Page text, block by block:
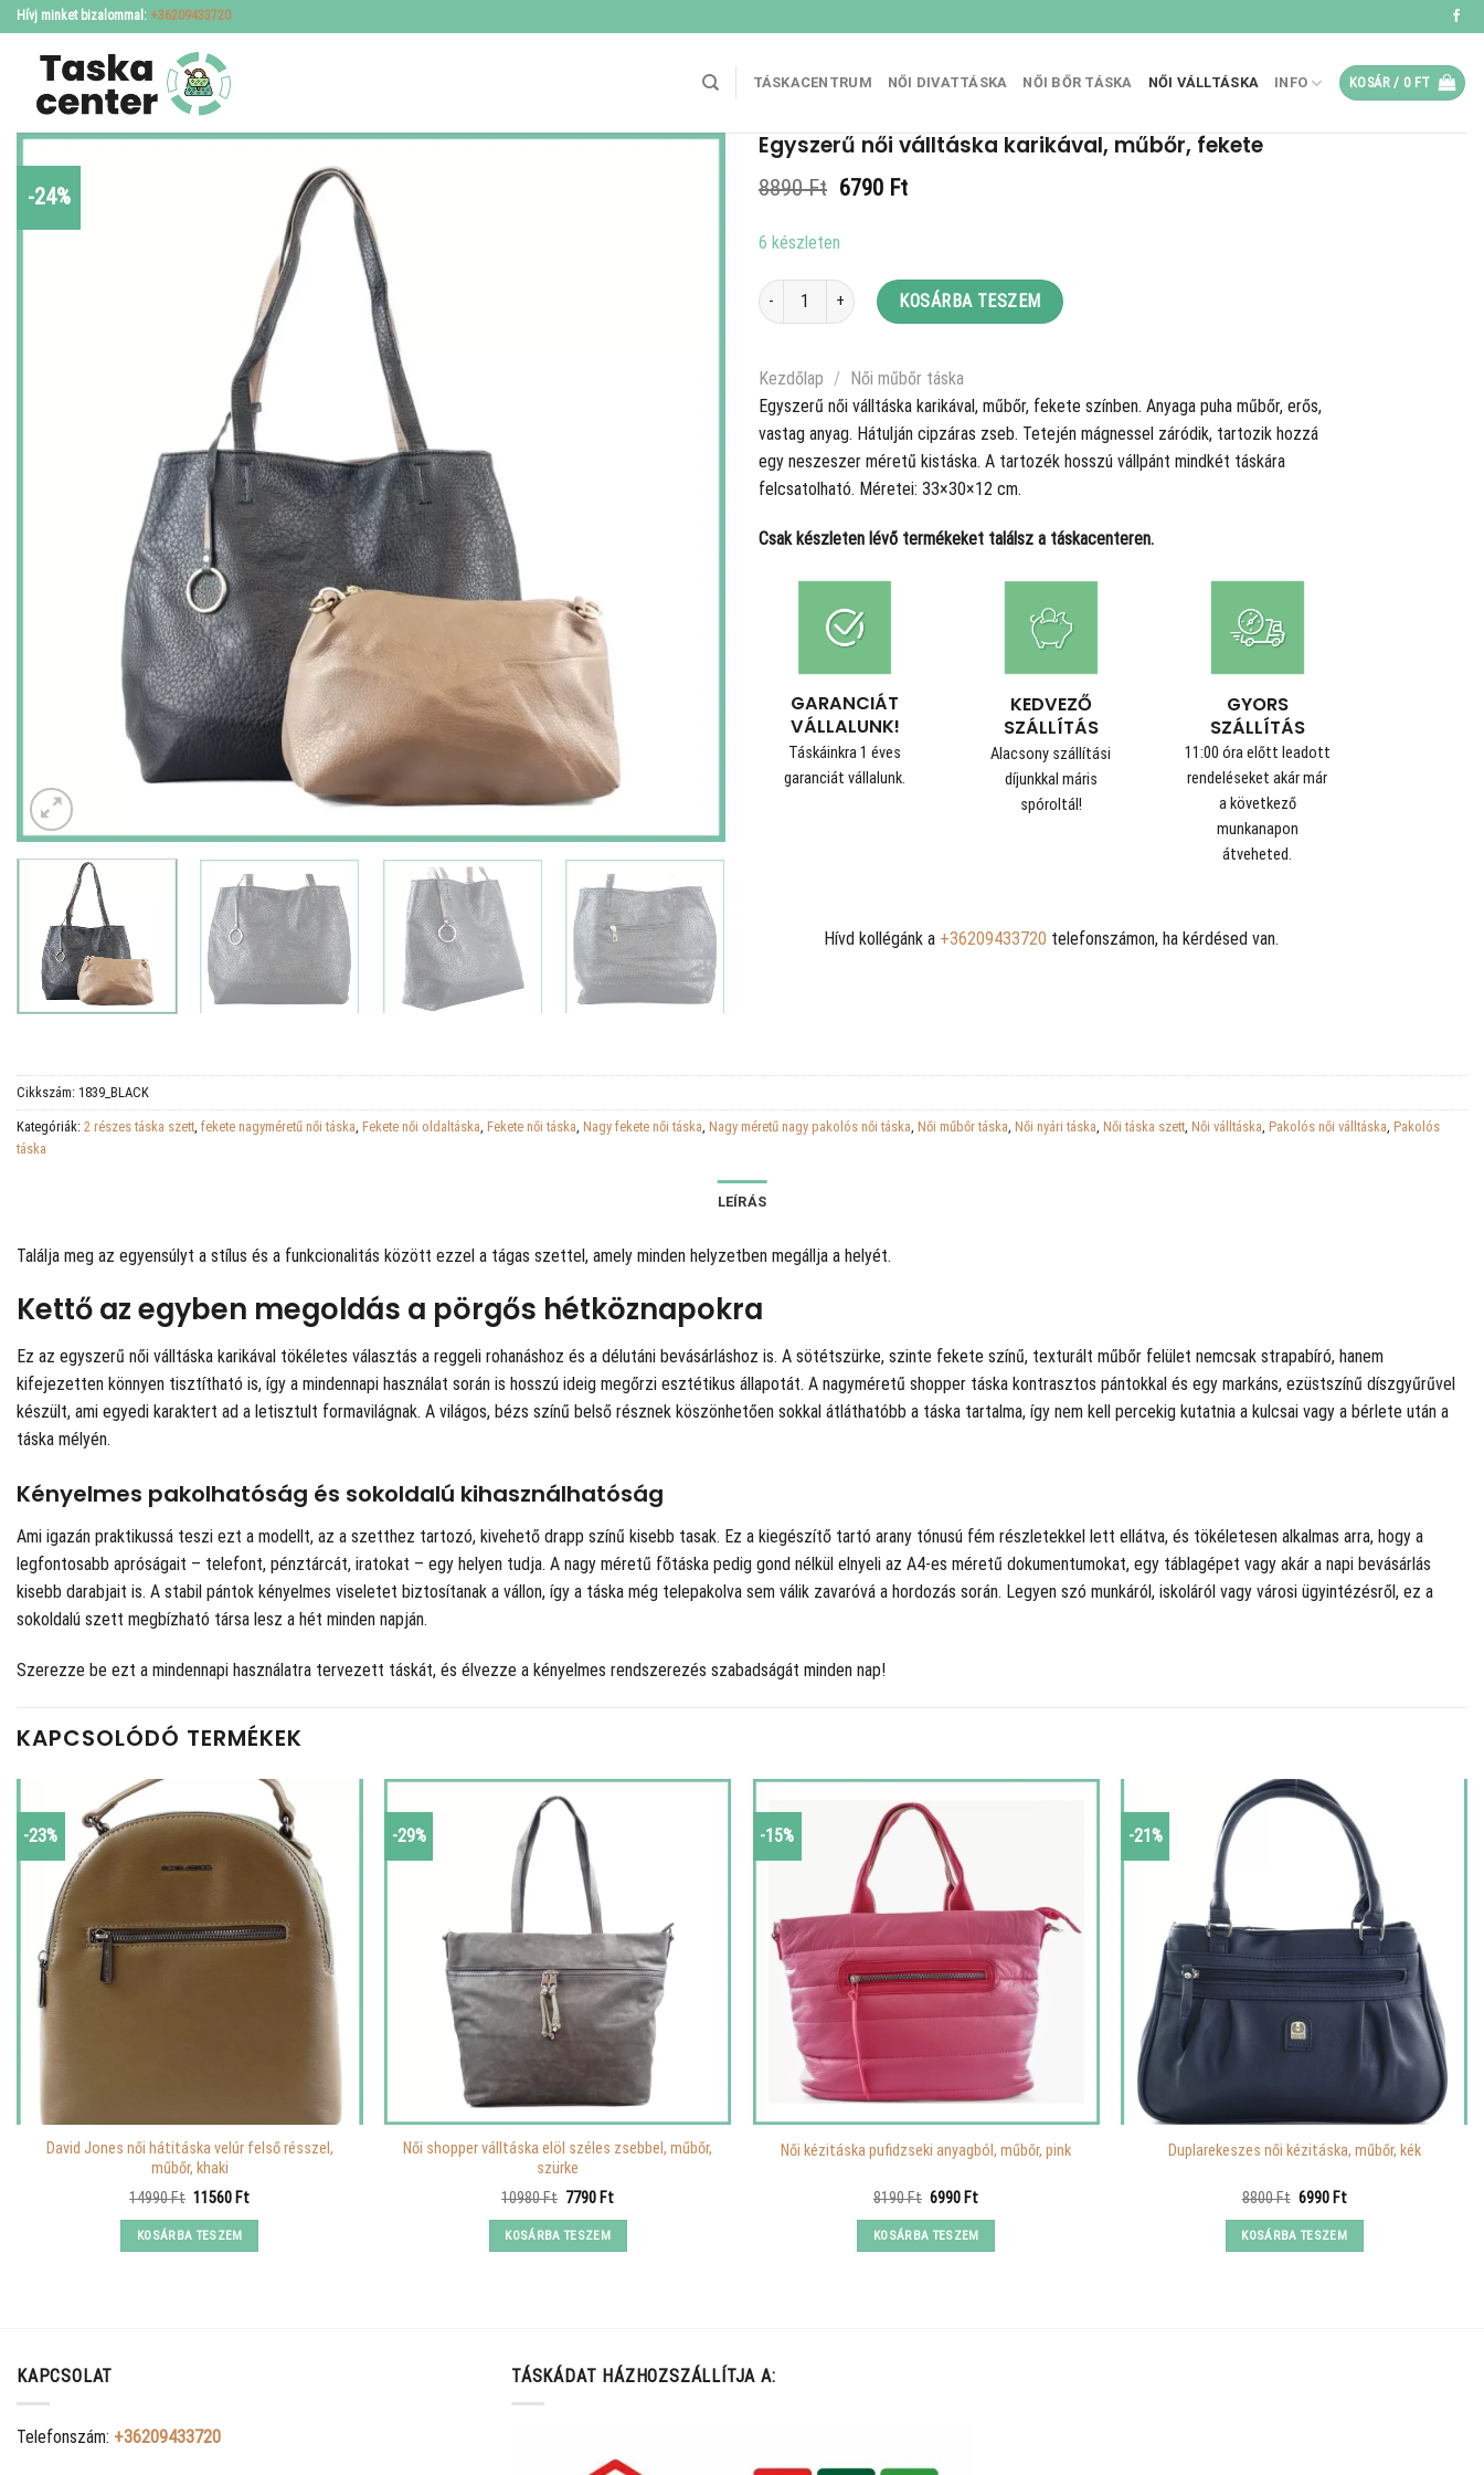
Skip
to
content
Hívj minket bizalommal: +36209433720
TÁSKACENTRUM NŐI DIVATTÁSKA NŐI BŐR TÁSKA NŐI VÁLLTÁSKA INFO KOSÁR / 0 FT
-24%
Egyszerű női válltáska karikával, műbőr, fekete
8890Ft Original
8890 Ft.
6790 FtCurrent
6 készleten
Egyszerű női válltáska karikával, műbőr, fekete mennyiség
KOSÁRBA TESZEM
Kezdőlap / Női műbőr táska
Egyszerű női válltáska karikával, műbőr, fekete színben. Anyaga puha műbőr, erős,
vastag anyag. Hátulján cipzáras zseb. Tetején mágnessel záródik, tartozik hozzá
egy neszeszer méretű kistáska. A tartozék hosszú vállpánt mindkét táskára
felcsatolható. Méretei: 33×30×12 cm.
Csak készleten lévő termékeket találsz a táskacenteren.
GARANCIÁT
VÁLLALUNK!
Táskáinkra 1 éves
garanciát vállalunk.
KEDVEZŐ
SZÁLLÍTÁS
Alacsony szállítási
díjunkkal máris
spóroltál!
GYORS
SZÁLLÍTÁS
11:00 óra előtt leadott
rendeléseket akár már
a következő
munkanapon
átveheted.
Hívd kollégánk a +36209433720 telefonszámon, ha kérdésed van.
Cikkszám: 1839_BLACK
Kategóriák: 2 részes táska szett fekete nagyméretű női táska Fekete női oldaltáska Fekete női táska Nagy fekete női táska Nagy méretű nagy pakolós női táska Női műbőr táska Női nyári táska Női táska szett Női válltáska Pakolós női válltáska Pakolós
táska
LEÍRÁS
Találja meg az egyensúlyt a stílus és a funkcionalitás között ezzel a tágas szettel, amely minden helyzetben megállja a helyét.
Kettő az egyben megoldás a pörgős hétköznapokra
Ez az egyszerű női válltáska karikával tökéletes választás a reggeli rohanáshoz és a délutáni bevásárláshoz is. A sötétszürke, szinte fekete színű, texturált műbőr felület nemcsak strapabíró, hanem
kifejezetten könnyen tisztítható is, így a mindennapi használat során is hosszú ideig megőrzi esztétikus állapotát. A nagyméretű shopper táska kontrasztos pántokkal és egy markáns, ezüstszínű díszgyűrűvel
készült, ami egyedi karaktert ad a letisztult formavilágnak. A világos, bézs színű belső résznek köszönhetően sokkal átláthatóbb a táska tartalma, így nem kell percekig kutatnia a kulcsai vagy a bérlete után a
táska mélyén.
Kényelmes pakolhatóság és sokoldalú kihasználhatóság
Ami igazán praktikussá teszi ezt a modellt, az a szetthez tartozó, kivehető drapp színű kisebb tasak. Ez a kiegészítő tartó arany tónusú fém részletekkel lett ellátva, és tökéletesen alkalmas arra, hogy a
legfontosabb apróságait – telefont, pénztárcát, iratokat – egy helyen tudja. A nagy méretű főtáska pedig gond nélkül elnyeli az A4-es méretű dokumentumokat, egy táblagépet vagy akár a napi bevásárlás
kisebb darabjait is. A stabil pántok kényelmes viseletet biztosítanak a vállon, így a táska még telepakolva sem válik zavaróvá a hordozás során. Legyen szó munkáról, iskoláról vagy városi ügyintézésről, ez a
sokoldalú szett megbízható társa lesz a hét minden napján.
Szerezze be ezt a mindennapi használatra tervezett táskát, és élvezze a kényelmes rendszerezés szabadságát minden nap!
KAPCSOLÓDÓ TERMÉKEK
-23%
David Jones női hátitáska velúr felső résszel,
műbőr, khaki
14990Ft Original
was:
14990 Ft.
11560 FtCurrent
KOSÁRBA TESZEM
-29%
Női shopper válltáska elöl széles zsebbel, műbőr,
szürke
10980Ft Original
was:
10980 Ft.
7790 FtCurrent
KOSÁRBA TESZEM
-15%
Női kézitáska pufidzseki anyagból, műbőr, pink
8190Ft Original
was:
8190 Ft.
6990 FtCurrent
is:
6990 Ft.
KOSÁRBA TESZEM
-21%
Duplarekeszes női kézitáska, műbőr, kék
8800Ft Original
was:
8800 Ft.
6990 FtCurrent
is:
6990 Ft.
KOSÁRBA TESZEM
KAPCSOLAT
Telefonszám: +36209433720
TÁSKÁDAT HÁZHOZSZÁLLÍTJA A: